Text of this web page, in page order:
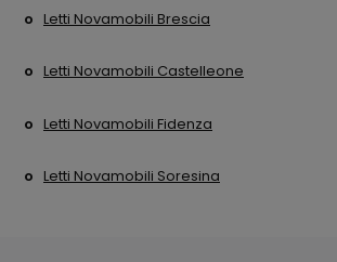
Letti Novamobili Brescia
Letti Novamobili Castelleone
Letti Novamobili Fidenza
Letti Novamobili Soresina